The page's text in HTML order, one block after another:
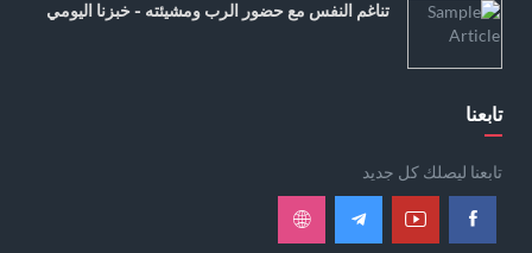
تناغم النفس مع حضور الرب ومشيئته - خبزنا اليومي
تابعنا
تابعنا ليصلك كل جديد